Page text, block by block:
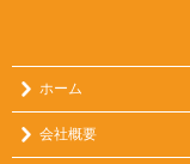
ホーム
会社概要